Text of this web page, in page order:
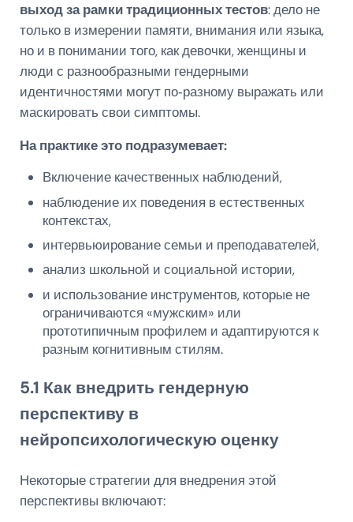
выход за рамки традиционных тестов: дело не
только в измерении памяти, внимания или языка,
но и в понимании того, как девочки, женщины и
люди с разнообразными гендерными
идентичностями могут по‑разному выражать или
маскировать свои симптомы.
На практике это подразумевает:
Включение качественных наблюдений,
наблюдение их поведения в естественных
контекстах,
интервьюирование семьи и преподавателей,
анализ школьной и социальной истории,
и использование инструментов, которые не
ограничиваются «мужским» или
прототипичным профилем и адаптируются к
разным когнитивным стилям.
5.1 Как внедрить гендерную
перспективу в
нейропсихологическую оценку
Некоторые стратегии для внедрения этой
перспективы включают: